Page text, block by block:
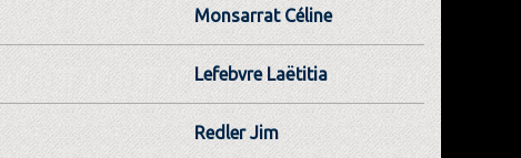
Monsarrat Céline
Lefebvre Laëtitia
Redler Jim